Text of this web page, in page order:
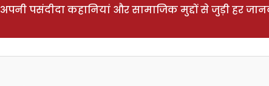
अपनी पसंदीदा कहानियां और सामाजिक मुद्दों से जुड़ी हर